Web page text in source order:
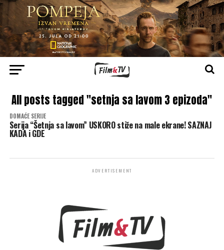
All posts tagged "setnja sa lavom 3 epizoda"
DOMAĆE SERIJE
Serija “Šetnja sa lavom” USKORO stiže na male ekrane! SAZNAJ
KADA i GDE
ADVERTISEMENT